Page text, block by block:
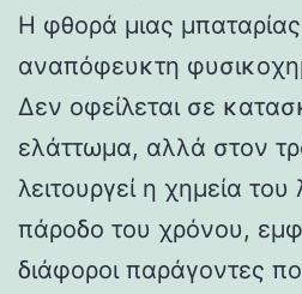
Η φθορά μιας μπαταρίας
αναπόφευκτη
Δεν οφείλεται σε
ελάττωμα, αλλά στον
λειτουργεί η χημεία του
πάροδο του χρόνου,
διάφοροι παράγοντες